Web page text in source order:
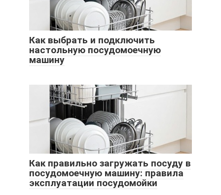
Как выбрать и подключить
настольную посудомоечную
машину
Как правильно загружать посуду в
посудомоечную машину: правила
эксплуатации посудомойки